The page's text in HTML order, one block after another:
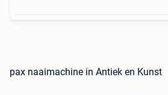
pax naaimachine in Antiek en Kunst